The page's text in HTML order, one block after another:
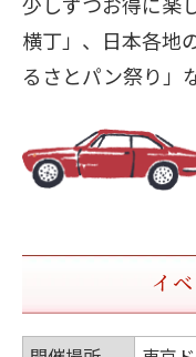
横丁」、日本各地
るさとパン祭り」
イ